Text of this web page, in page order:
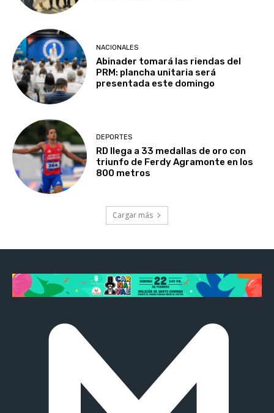
NACIONALES
Abinader tomará las riendas del
PRM: plancha unitaria será
presentada este domingo
DEPORTES
RD llega a 33 medallas de oro con
triunfo de Ferdy Agramonte en los
800 metros
Cargar más